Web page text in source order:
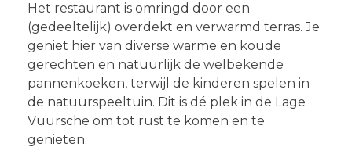
Het restaurant is omringd door een
(gedeeltelijk) overdekt en verwarmd terras. Je
geniet hier van diverse warme en koude
gerechten en natuurlijk de welbekende
pannenkoeken, terwijl de kinderen spelen in
de natuurspeeltuin. Dit is dé plek in de Lage
Vuursche om tot rust te komen en te
genieten.